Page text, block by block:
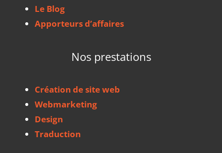
Le Blog
Apporteurs d’affaires
Nos prestations
Création de site web
Webmarketing
Design
Traduction